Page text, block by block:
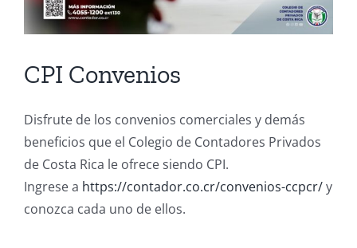
CPI Convenios
Disfrute de los convenios comerciales y demás
beneficios que el Colegio de Contadores Privados
de Costa Rica le ofrece siendo CPI.
Ingrese a https://contador.co.cr/convenios-ccpcr/y
conozca cada uno de ellos.